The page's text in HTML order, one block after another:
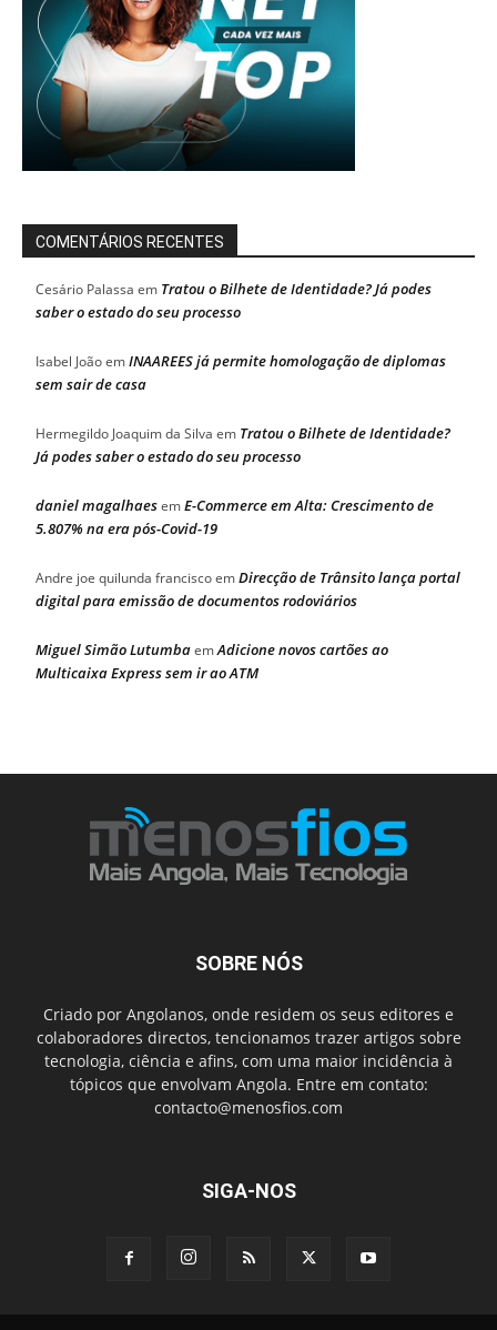
COMENTÁRIOS RECENTES
Cesário Palassa em Tratou o Bilhete de Identidade? Já podes
saber o estado do seu processo
Isabel JoãoemINAAREES já permite homologação de diplomas
sem sair de casa
Hermegildo Joaquim da Silva em Tratou o Bilhete de Identidade?
Já podes saber o estado do seu processo
daniel magalhaesemE-Commerce em Alta: Crescimento de
5.807% na era pós-Covid-19
Andre joe quilunda franciscoemDirecção de Trânsito lança portal
digital para emissão de documentos rodoviários
Miguel Simão LutumbaemAdicione novos cartões ao
Multicaixa Express sem ir ao ATM
SOBRE NÓS
Criado por Angolanos, onde residem os seus editores e
colaboradores directos, tencionamos trazer artigos sobre
tecnologia, ciência e afins, com uma maior incidência à
tópicos que envolvam Angola. Entre em contato:
contacto@menosfios.com
SIGA-NOS